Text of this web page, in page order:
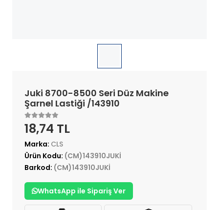
Juki 8700-8500 Seri Düz Makine
Şarnel Lastiği /143910
18,74 TL
Marka: CLS
Ürün Kodu: (CM)143910JUKİ
Barkod: (CM)143910JUKİ
WhatsApp ile Sipariş Ver